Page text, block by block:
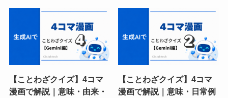
【ことわざクイズ】4コマ
漫画で解説｜意味・由来・
【ことわざクイズ】4コマ
漫画で解説｜意味・日常例